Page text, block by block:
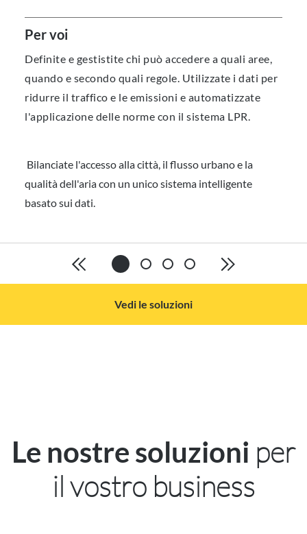
Per voi
Definite e gestistite chi può accedere a quali aree,
quando e secondo quali regole. Utilizzate i dati per
ridurre il traffico e le emissioni e automatizzate
l'applicazione delle norme con il sistema LPR.
Bilanciate l'accesso alla città, il flusso urbano e la
qualità dell'aria con un unico sistema intelligente
basato sui dati.
Vedi le soluzioni
Le nostre soluzioni per
il vostro business